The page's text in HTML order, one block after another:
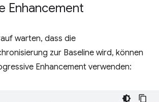
Enhancement
warten, dass die
zur Baseline wird, können
Enhancement verwenden: